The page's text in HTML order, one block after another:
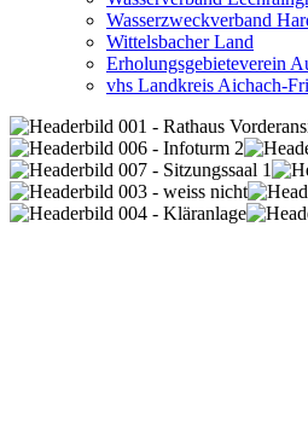
Wasserzweckverband
Wittelsbacher Land
Erholungsgebieteverein
vhs Landkreis Aichach-